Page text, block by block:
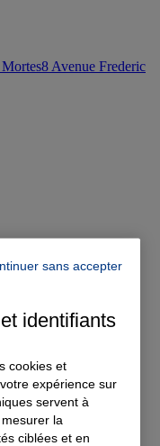
8 Avenue Frederic
sans accepter
identifiants
cookies et
expérience sur
servent à
la
ciblées et en